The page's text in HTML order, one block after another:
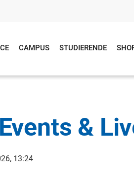
CAMPUS STUDIERENDE
&
13:24